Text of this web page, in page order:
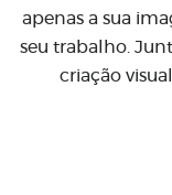
apenas a sua
seu trabalho.
criação